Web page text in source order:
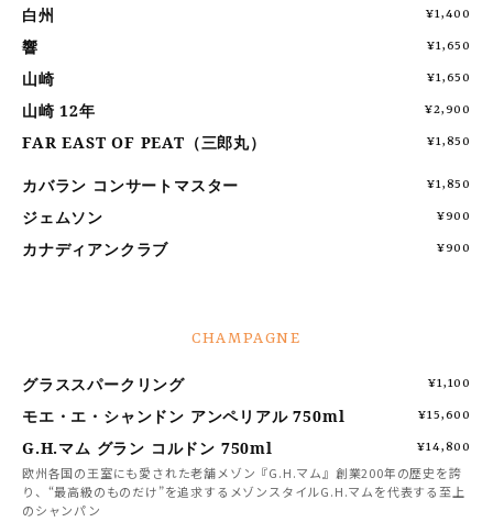
白州 ¥1,400
響 ¥1,650
山崎 ¥1,650
山崎 12年 ¥2,900
FAR EAST OF PEAT（三郎丸） ¥1,850
カバラン コンサートマスター ¥1,850
ジェムソン ¥900
カナディアンクラブ ¥900
CHAMPAGNE
グラススパークリング ¥1,100
モエ・エ・シャンドン アンペリアル 750ml ¥15,600
G.H.マム グラン コルドン 750ml ¥14,800
欧州各国の王室にも愛された老舗メゾン『G.H.マム』創業200年の歴史を誇
り、“最高級のものだけ”を追求するメゾンスタイルG.H.マムを代表する至上
のシャンパン